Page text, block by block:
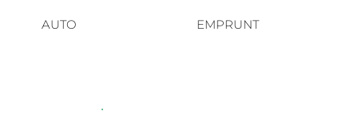
AUTO EMPRUNT